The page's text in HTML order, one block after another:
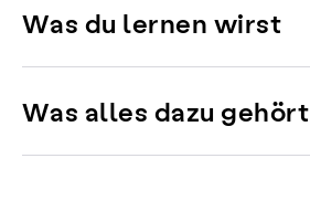
Was du lernen wirst
Was alles dazu gehört